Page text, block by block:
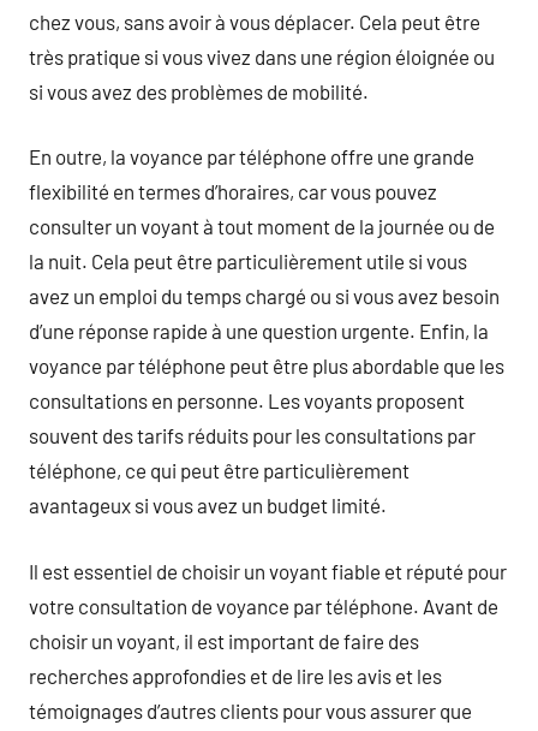
chez vous, sans avoir à vous déplacer. Cela peut être
très pratique si vous vivez dans une région éloignée ou
si vous avez des problèmes de mobilité.
En outre, la voyance par téléphone offre une grande
flexibilité en termes d’horaires, car vous pouvez
consulter un voyant à tout moment de la journée ou de
la nuit. Cela peut être particulièrement utile si vous
avez un emploi du temps chargé ou si vous avez besoin
d’une réponse rapide à une question urgente. Enfin, la
voyance par téléphone peut être plus abordable que les
consultations en personne. Les voyants proposent
souvent des tarifs réduits pour les consultations par
téléphone, ce qui peut être particulièrement
avantageux si vous avez un budget limité.
Il est essentiel de choisir un voyant fiable et réputé pour
votre consultation de voyance par téléphone. Avant de
choisir un voyant, il est important de faire des
recherches approfondies et de lire les avis et les
témoignages d’autres clients pour vous assurer que